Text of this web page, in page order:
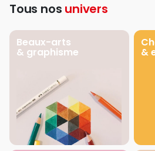
Tous nos univers
Beaux-arts
& graphisme &